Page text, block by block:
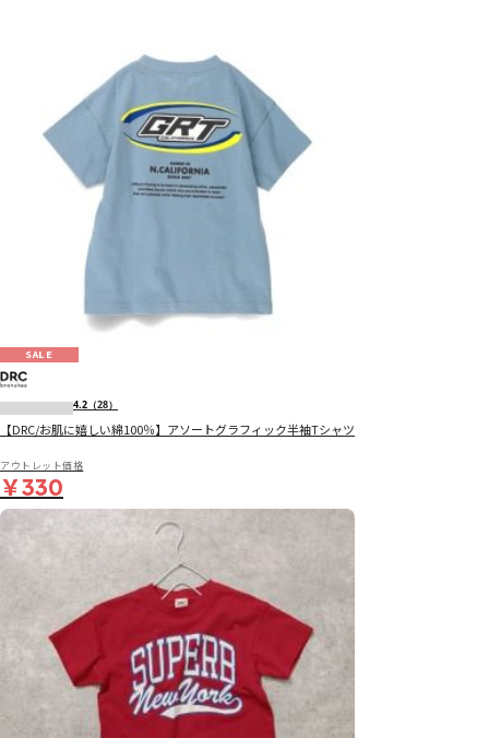
SALE
4.2 （28）
【DRC/お肌に嬉しい綿100％】アソートグラフィック半袖Tシャツ
アウトレット価格
￥330